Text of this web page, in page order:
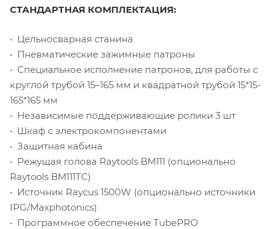
СТАНДАРТНАЯ КОМПЛЕКТАЦИЯ:
• Цельносварная станина
• Пневматические зажимные патроны
• Специальное исполнение патронов, для работы с
круглой трубой 15–165 мм и квадратной трубой 15*15-
165*165 мм
• Независимые поддерживающие ролики 3 шт
• Шкаф с электрокомпонентами
• Защитная кабина
• Режущая голова Raytools BM111 (опционально
Raytools BM111TC)
• Источник Raycus 1500W (опционально источники
IPG/Maxphotonics)
• Программное обеспечение TubePRO